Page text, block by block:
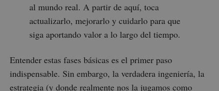
al mundo real. A partir de aquí, toca
actualizarlo, mejorarlo y cuidarlo para que
siga aportando valor a lo largo del tiempo.
Entender estas fases básicas es el primer paso
indispensable. Sin embargo, la verdadera ingeniería, la
estrategia (y donde realmente nos la jugamos como